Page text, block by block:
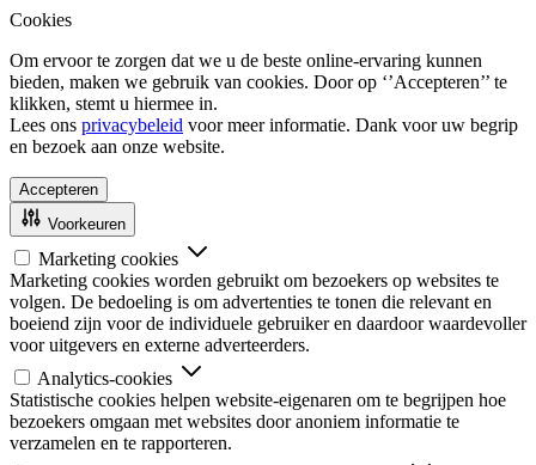
Cookies
Om ervoor te zorgen dat we u de beste online-ervaring kunnen
bieden, maken we gebruik van cookies. Door op ‘’Accepteren’’ te
klikken, stemt u hiermee in.
Lees ons privacybeleid voor meer informatie. Dank voor uw begrip
en bezoek aan onze website.
Accepteren
Voorkeuren
Marketing cookies
Marketing cookies worden gebruikt om bezoekers op websites te
volgen. De bedoeling is om advertenties te tonen die relevant en
boeiend zijn voor de individuele gebruiker en daardoor waardevoller
voor uitgevers en externe adverteerders.
Analytics-cookies
Statistische cookies helpen website-eigenaren om te begrijpen hoe
bezoekers omgaan met websites door anoniem informatie te
verzamelen en te rapporteren.